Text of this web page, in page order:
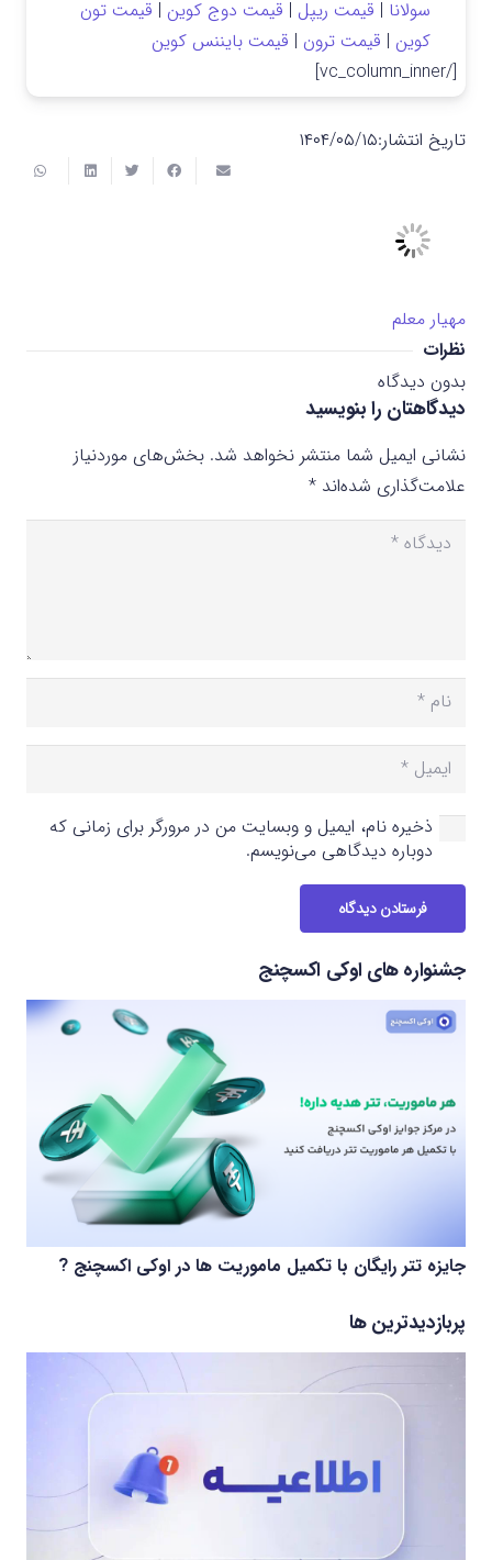
سولانا | قیمت ریپل | قیمت دوج کوین | قیمت تون
کوین | قیمت ترون | قیمت بایننس کوین
[/vc_column_inner]
تاریخ انتشار:۱۴۰۴/۰۵/۱۵
مهیار معلم
نظرات
بدون دیدگاه
دیدگاهتان را بنویسید
نشانی ایمیل شما منتشر نخواهد شد. بخش‌های موردنیاز
علامت‌گذاری شده‌اند *
ذخیره نام، ایمیل و وبسایت من در مرورگر برای زمانی که
دوباره دیدگاهی می‌نویسم.
فرستادن دیدگاه
جشنواره های اوکی اکسچنج
جایزه تتر رایگان با تکمیل ماموریت ها در اوکی اکسچنج ?
پربازدیدترین ها